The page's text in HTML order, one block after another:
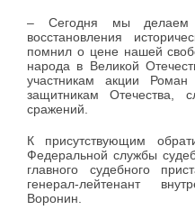
– Сегодня мы
восстановления
помнил о цене нашей
народа в Великой
участникам акции
защитникам Отечества,
сражений.
К присутствующим
Федеральной службы
главного судебного
генерал-лейтенант
Воронин.